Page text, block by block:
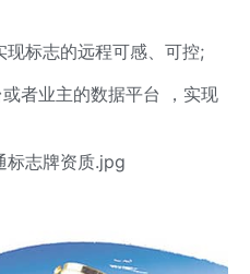
标志的远程可感、可控;
者业主的数据平台 ，实现